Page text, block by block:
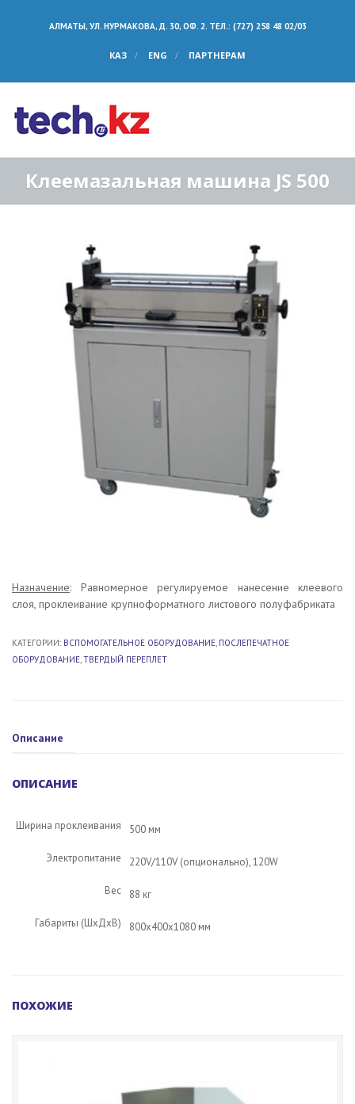
АЛМАТЫ, УЛ. НУРМАКОВА, Д. 30, ОФ. 2. ТЕЛ.: (727) 258 48 02/03
КАЗ ENG ПАРТНЕРАМ
Клеемазальная машина JS 500
Назначение: Равномерное регулируемое нанесение клеевого
слоя, проклеивание крупноформатного листового полуфабриката
КАТЕГОРИИ: ВСПОМОГАТЕЛЬНОЕ ОБОРУДОВАНИЕ, ПОСЛЕПЕЧАТНОЕ
ОБОРУДОВАНИЕ,ТВЕРДЫЙ ПЕРЕПЛЕТ
Описание
ОПИСАНИЕ
Ширина проклеивания 500 мм
Электропитание 220V/110V (опционально), 120W
Вес 88 кг
Габариты (ШxДxВ) 800x400x1080 мм
ПОХОЖИЕ